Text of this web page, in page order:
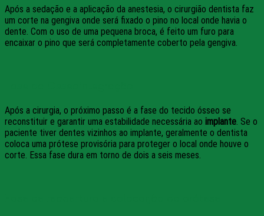
Após a sedação e a aplicação da anestesia, o cirurgião dentista faz
um corte na gengiva onde será fixado o pino no local onde havia o
dente. Com o uso de uma pequena broca, é feito um furo para
encaixar o pino que será completamente coberto pela gengiva.
Após a cirurgia, o próximo passo é a fase do tecido ósseo se
reconstituir e garantir uma estabilidade necessária ao implante . Se o
paciente tiver dentes vizinhos ao implante, geralmente o dentista
coloca uma prótese provisória para proteger o local onde houve o
corte. Essa fase dura em torno de dois a seis meses.